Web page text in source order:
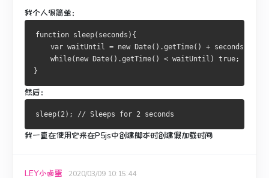
我个人很简单：
function sleep(seconds){
    var waitUntil = new Date().getTime() + seconds*1000;
    while(new Date().getTime() < waitUntil) true;
}
然后：
我一直在使用它来在P5js中创建脚本时创建假加载时间
LEY小卤蛋 2020/03/09 10:15:44